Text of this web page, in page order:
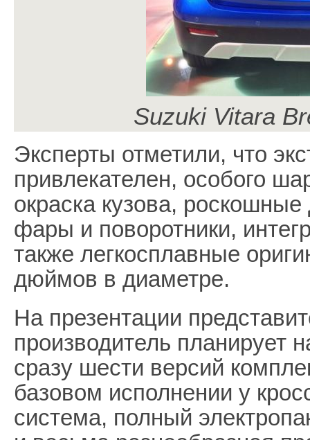
Suzuki Vitara
Эксперты отметили, что
привлекателен, особого
окраска кузова,
фары и поворотники,
также легкосплавные
дюймов в диаметре.
На презентации
производитель планирует
сразу шести версий
базовом исполнении у
система, полный